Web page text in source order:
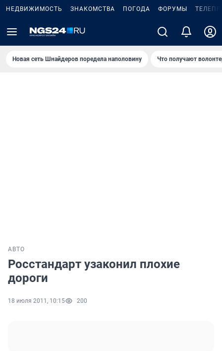
НЕДВИЖИМОСТЬ ЗНАКОМСТВА ПОГОДА ФОРУМЫ
Новая сеть Шнайдеров поредела наполовину Что получают
АВТО
Росстандарт узаконил плохие
дороги
18 июля 2011, 10:15 200